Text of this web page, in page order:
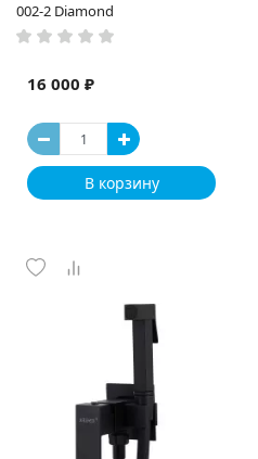
002-2 Diamond
16 000 ₽
В корзину